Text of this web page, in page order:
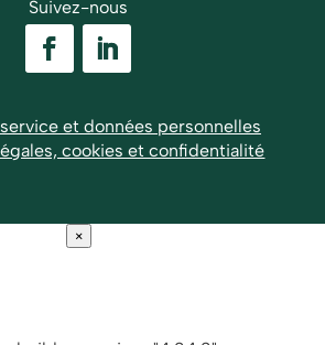
Suivez-nous
et données personnelles
cookies et confidentialité
×